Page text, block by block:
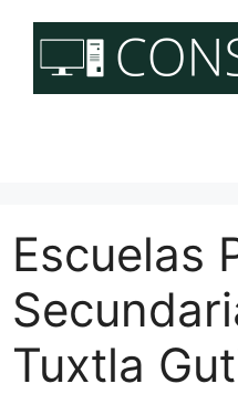
contenido
Escuelas
Tuxtla